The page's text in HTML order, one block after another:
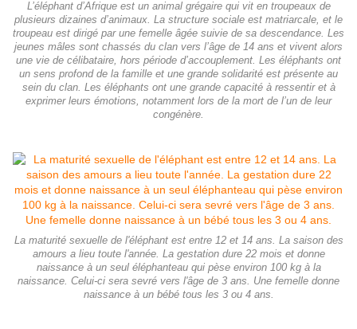
L’éléphant d’Afrique est un animal grégaire qui vit en troupeaux de
plusieurs dizaines d’animaux. La structure sociale est matriarcale, et le
troupeau est dirigé par une femelle âgée suivie de sa descendance. Les
jeunes mâles sont chassés du clan vers l’âge de 14 ans et vivent alors
une vie de célibataire, hors période d’accouplement. Les éléphants ont
un sens profond de la famille et une grande solidarité est présente au
sein du clan. Les éléphants ont une grande capacité à ressentir et à
exprimer leurs émotions, notamment lors de la mort de l’un de leur
congénère.
La maturité sexuelle de l'éléphant est entre 12 et 14 ans. La saison des
amours a lieu toute l'année. La gestation dure 22 mois et donne
naissance à un seul éléphanteau qui pèse environ 100 kg à la
naissance. Celui-ci sera sevré vers l'âge de 3 ans. Une femelle donne
naissance à un bébé tous les 3 ou 4 ans.